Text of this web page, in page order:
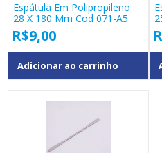
Espátula Em Polipropileno
28 X 180 Mm Cod 071-A5
R$9,00
Adicionar ao carrinho